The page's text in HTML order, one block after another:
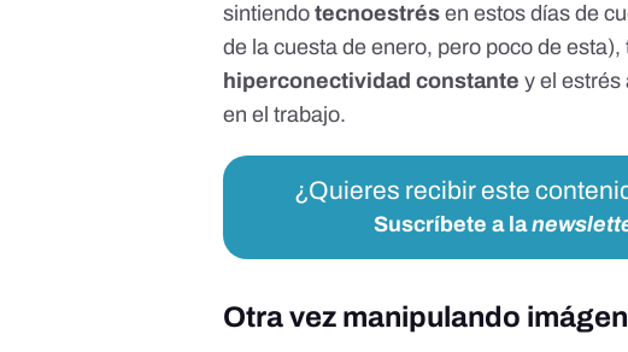
sintiendotecnoestrésen estos días de
de la cuesta de enero, pero poco de
hiperconectividad constante y el estrés
en el trabajo.
¿Quieres recibir este
Suscríbete a la
Otra vez manipulando